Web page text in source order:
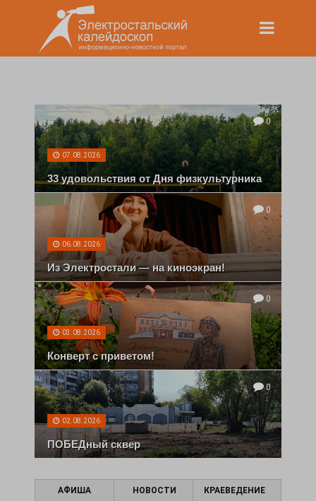
0
07.08.2026
33 удовольствия от Дня физкультурника
0
06.08.2026
Из Электростали — на киноэкран!
0
03.08.2026
Конверт с приветом!
0
02.08.2026
ПОБЕДный сквер
АФИША НОВОСТИ КРАЕВЕДЕНИЕ